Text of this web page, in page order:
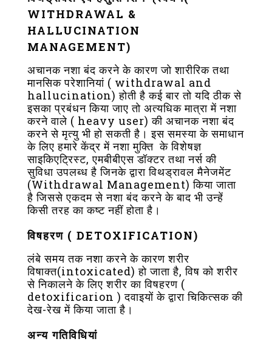
WITHDRAWAL &
HALLUCINATION
MANAGEMENT)
अचानक नशा बंद करने के कारण जो शारीरिक तथा
मानसिक परेशानियां ( withdrawal and
hallucination) होती है कई बार तो यदि ठीक से
इसका प्रबंधन किया जाए तो अत्यधिक मात्रा में नशा
करने वाले ( heavy user) की अचानक नशा बंद
करने से मृत्यु भी हो सकती है। इस समस्या के समाधान
के लिए हमारे केंद्र में नशा मुक्ति के विशेषज्ञ
साइकिएट्रिस्ट, एमबीबीएस डॉक्टर तथा नर्स की
सुविधा उपलब्ध है जिनके द्वारा विथड्रावल मैनेजमेंट
(Withdrawal Management) किया जाता
है जिससे एकदम से नशा बंद करने के बाद भी उन्हें
किसी तरह का कष्ट नहीं होता है।
विषहरण ( DETOXIFICATION)
लंबे समय तक नशा करने के कारण शरीर
विषाक्त(intoxicated) हो जाता है, विष को शरीर
से निकालने के लिए शरीर का विषहरण (
detoxificarion ) दवाइयों के द्वारा चिकित्सक की
देख-रेख में किया जाता है।
अन्य गतिविधियां